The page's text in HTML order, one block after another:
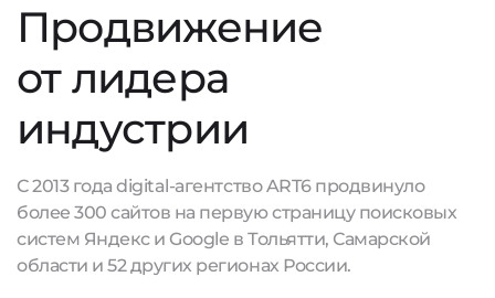
Продвижение
от лидера
индустрии
С 2013 года digital-агентство ART6 продвинуло
более 300 сайтов на первую страницу поисковых
систем Яндекс и Google в Тольятти, Самарской
области и 52 других регионах России.